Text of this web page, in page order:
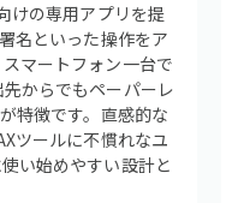
けの専用アプリを提
名といった操作をア
マートフォン一台で
からでもペーパーレ
特徴です。直感的な
ツールに不慣れなユ
い始めやすい設計と